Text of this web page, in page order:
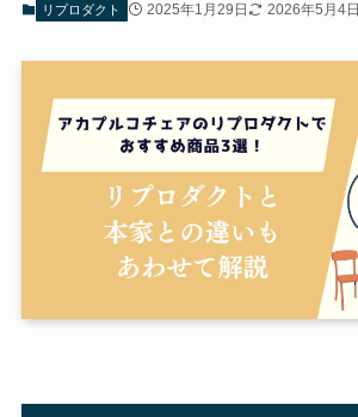
リプロダクト 2025年1月29日 2026年5月4日